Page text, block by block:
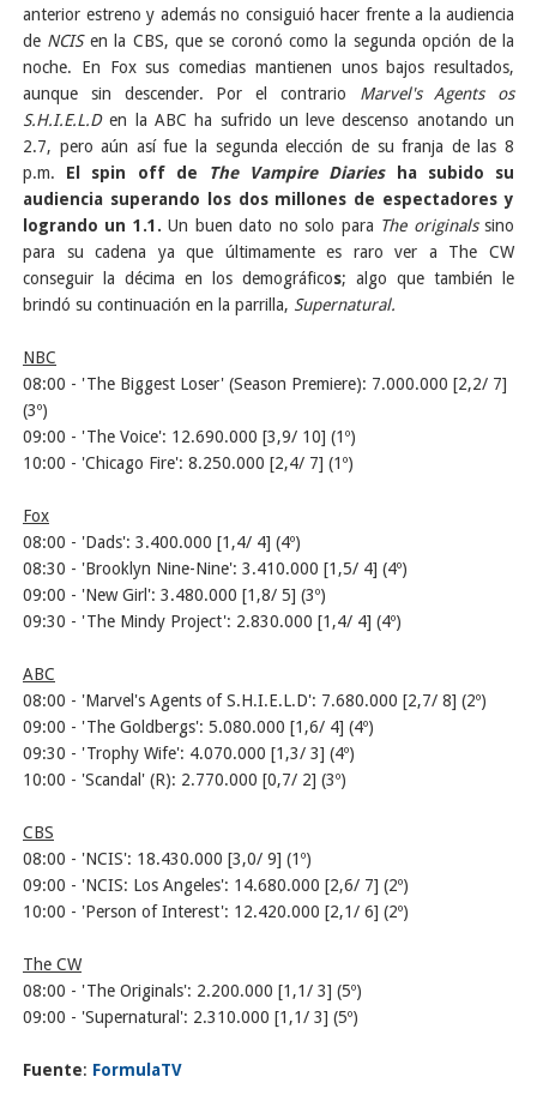
anterior estreno y además no consiguió hacer frente a la audiencia
de NCIS en la CBS, que se coronó como la segunda opción de la
noche. En Fox sus comedias mantienen unos bajos resultados,
aunque sin descender. Por el contrario Marvel's Agents os
S.H.I.E.L.Den la ABC ha sufrido un leve descenso anotando un
2.7, pero aún así fue la segunda elección de su franja de las 8
p.m. El spin off de The Vampire Diaries
ha subido su
audiencia superando los dos millones de espectadores y
logrando un 1.1.Un buen dato no solo para The originalssino
para su cadena ya que últimamente es raro ver a The CW
conseguir la décima en los demográficos; algo que también le
brindó su continuación en la parrilla, Supernatural.
NBC
08:00 - 'The Biggest Loser' (Season Premiere): 7.000.000 [2,2/ 7]
(3º)
09:00 - 'The Voice': 12.690.000 [3,9/ 10] (1º)
10:00 - 'Chicago Fire': 8.250.000 [2,4/ 7] (1º)
Fox
08:00 - 'Dads': 3.400.000 [1,4/ 4] (4º)
08:30 - 'Brooklyn Nine-Nine': 3.410.000 [1,5/ 4] (4º)
09:00 - 'New Girl': 3.480.000 [1,8/ 5] (3º)
09:30 - 'The Mindy Project': 2.830.000 [1,4/ 4] (4º)
ABC
08:00 - 'Marvel's Agents of S.H.I.E.L.D': 7.680.000 [2,7/ 8] (2º)
09:00 - 'The Goldbergs': 5.080.000 [1,6/ 4] (4º)
09:30 - 'Trophy Wife': 4.070.000 [1,3/ 3] (4º)
10:00 - 'Scandal' (R): 2.770.000 [0,7/ 2] (3º)
CBS
08:00 - 'NCIS': 18.430.000 [3,0/ 9] (1º)
09:00 - 'NCIS: Los Angeles': 14.680.000 [2,6/ 7] (2º)
10:00 - 'Person of Interest': 12.420.000 [2,1/ 6] (2º)
The CW
08:00 - 'The Originals': 2.200.000 [1,1/ 3] (5º)
09:00 - 'Supernatural': 2.310.000 [1,1/ 3] (5º)
Fuente: FormulaTV